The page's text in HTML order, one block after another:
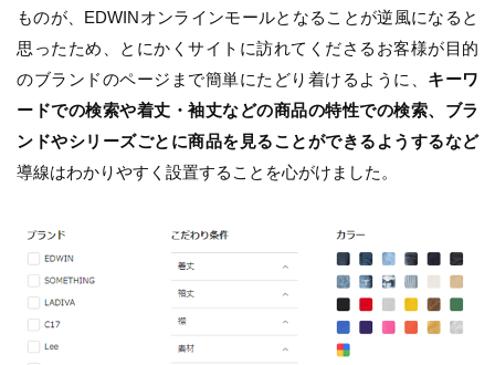
ものが、EDWINオンラインモールとなることが逆風になると
思ったため、とにかくサイトに訪れてくださるお客様が目的
のブランドのページまで簡単にたどり着けるように、 キーワ
ードでの検索や着丈・袖丈などの商品の特性での検索、ブラ
ンドやシリーズごとに商品を見ることができるようするなど
導線はわかりやすく設置することを心がけました。